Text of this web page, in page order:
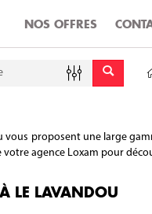
NOS OFFRES
Latitude
Longitude
vous proposent une large
votre agence Loxam pour
LE LAVANDOU